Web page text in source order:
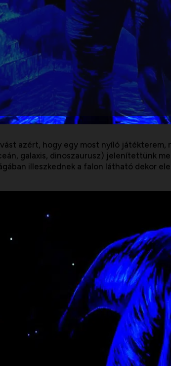
azért, hogy egy most nyíló
galaxis, dinoszaurusz) jelenítettünk
illeszkednek a falon látható dekor